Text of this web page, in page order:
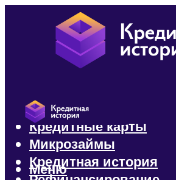
Кредиты
Кредитные карты
Микрозаймы
Кредитная история
Рефинансирование
Меню